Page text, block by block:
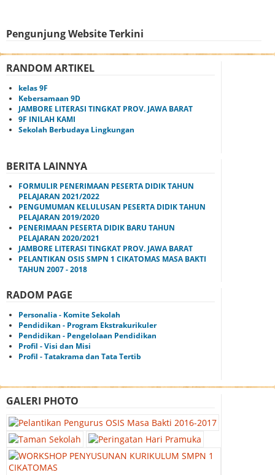
Pengunjung Website Terkini
RANDOM ARTIKEL
kelas 9F
Kebersamaan 9D
JAMBORE LITERASI TINGKAT PROV. JAWA BARAT
9F INILAH KAMI
Sekolah Berbudaya Lingkungan
BERITA LAINNYA
FORMULIR PENERIMAAN PESERTA DIDIK TAHUN
PELAJARAN 2021/2022
PENGUMUMAN KELULUSAN PESERTA DIDIK TAHUN
PELAJARAN 2019/2020
PENERIMAAN PESERTA DIDIK BARU TAHUN
PELAJARAN 2020/2021
JAMBORE LITERASI TINGKAT PROV. JAWA BARAT
PELANTIKAN OSIS SMPN 1 CIKATOMAS MASA BAKTI
TAHUN 2007 - 2018
RADOM PAGE
Personalia - Komite Sekolah
Pendidikan - Program Ekstrakurikuler
Pendidikan - Pengelolaan Pendidikan
Profil - Visi dan Misi
Profil - Tatakrama dan Tata Tertib
GALERI PHOTO